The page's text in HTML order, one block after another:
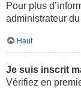
Pour plus
administrateur du
Haut
Je suis inscrit
Vérifiez en